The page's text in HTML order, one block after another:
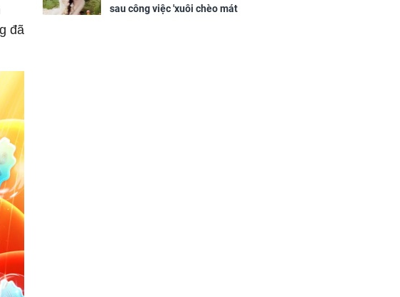
đã
sau công việc 'xuôi chèo mát